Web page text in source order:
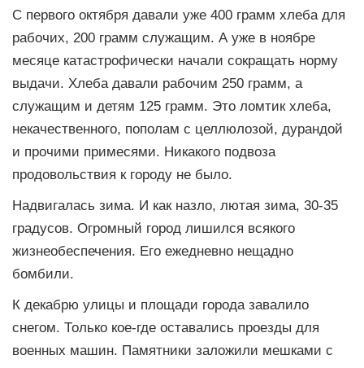
С первого октября давали уже 400 грамм хлеба для
рабочих, 200 грамм служащим. А уже в ноябре
месяце катастрофически начали сокращать норму
выдачи. Хлеба давали рабочим 250 грамм, а
служащим и детям 125 грамм. Это ломтик хлеба,
некачественного, пополам с целлюлозой, дурандой
и прочими примесями. Никакого подвоза
продовольствия к городу не было.
Надвигалась зима. И как назло, лютая зима, 30-35
градусов. Огромный город лишился всякого
жизнеобеспечения. Его ежедневно нещадно
бомбили.
К декабрю улицы и площади города завалило
снегом. Только кое-где оставались проезды для
военных машин. Памятники заложили мешками с